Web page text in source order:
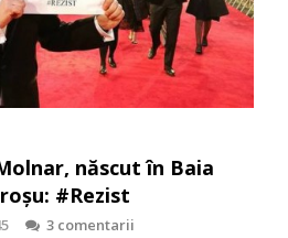
născut în Baia
#Rezist
3 comentarii